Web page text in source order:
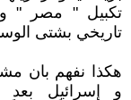
تكبيل " مصر "
تاريخي بشتى
هكذا نفهم بان
و إسرائيل بعد